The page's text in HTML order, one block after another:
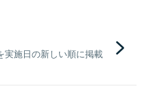
実施日の新しい順に掲載